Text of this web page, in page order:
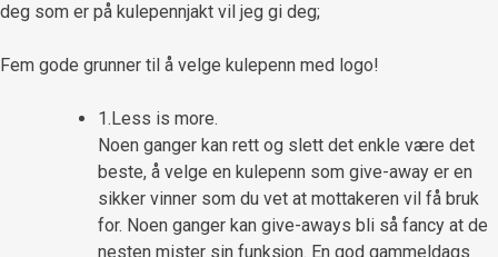
deg som er på kulepennjakt vil jeg gi deg;
Fem gode grunner til å velge kulepenn med logo!
1.Less is more.
Noen ganger kan rett og slett det enkle være det
beste, å velge en kulepenn som give-away er en
sikker vinner som du vet at mottakeren vil få bruk
for. Noen ganger kan give-aways bli så fancy at de
nesten mister sin funksjon. En god gammeldags